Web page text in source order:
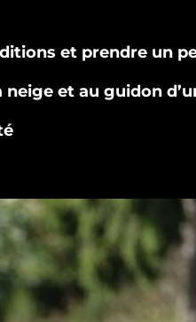
et prendre un
et au guidon